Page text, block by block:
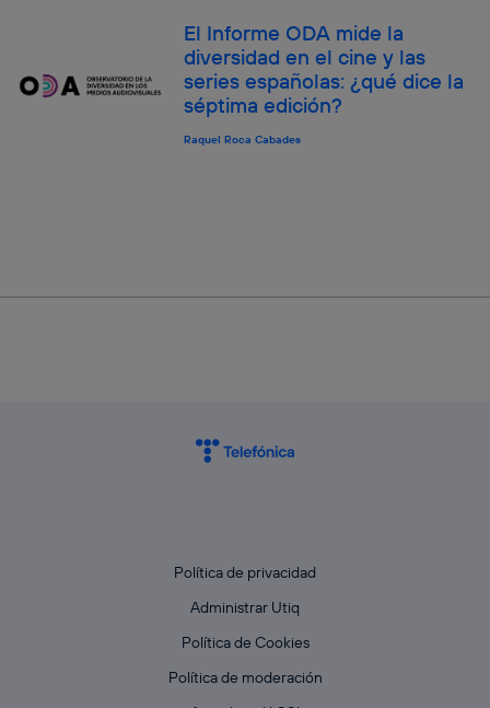
El Informe ODA mide la
diversidad en el cine y las
series españolas: ¿qué dice la
séptima edición?
Raquel Roca Cabades
Política de privacidad
Administrar Utiq
Política de Cookies
Política de moderación